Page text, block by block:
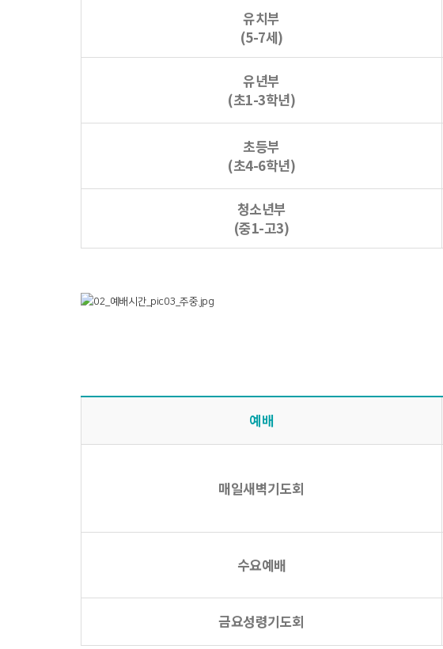
유치부
(5-7세)
유년부
(초1-3학년)
초등부
(초4-6학년)
청소년부
(중1-고3)
예배
매일새벽기도회
수요예배
금요성령기도회